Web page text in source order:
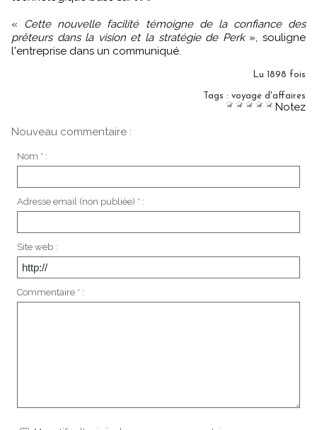
« Cette nouvelle facilité témoigne de la confiance des
prêteurs dans la vision et la stratégie de Perk », souligne
l'entreprise dans un communiqué.
Lu 1898 fois
Tags : voyage d'affaires
Notez
Nouveau commentaire :
Nom * :
Adresse email (non publiée) * :
Site web :
Commentaire * :